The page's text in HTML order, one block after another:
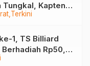
Terkini
Tungkal, Kapten
1, TS Billiard
Rp50,8